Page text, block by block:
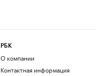
РБК
О компании
Контактная информация